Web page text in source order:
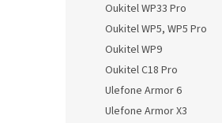
Oukitel WP33 Pro
Oukitel WP5, WP5 Pro
Oukitel WP9
Oukitel C18 Pro
Ulefone Armor 6
Ulefone Armor X3